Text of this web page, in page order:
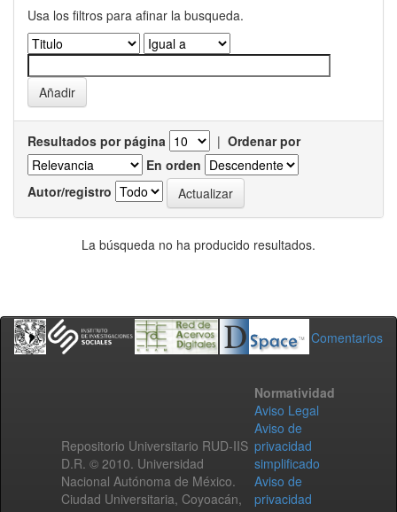
Usa los filtros para afinar la busqueda.
Resultados por página | Ordenar por
En orden
Autor/registro
La búsqueda no ha producido resultados.
Comentarios
Repositorio Universitario RUD-IIS
D.R. © 2010. Universidad
Nacional Autónoma de México.
Ciudad Universitaria, Coyoacán,
Normatividad
Aviso Legal
Aviso de
privacidad
simplificado
Aviso de
privacidad